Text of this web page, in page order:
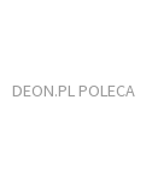
DEON.PL POLECA